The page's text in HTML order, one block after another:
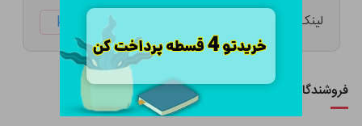
لینک کوتاه: ketabtala.com/sbp-9958
فروشندگان این کالا